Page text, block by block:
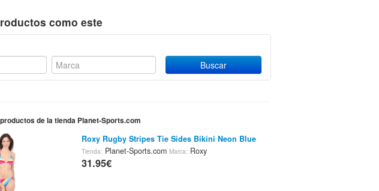
como este
de la tienda Planet-Sports.com
Roxy Rugby Stripes Tie Sides Bikini Neon Blue
Tienda: Planet-Sports.com Marca: Roxy
31.95€